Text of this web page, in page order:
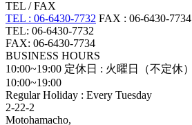
TEL / FAX
TEL : 06-6430-7732 FAX : 06-6430-7734
TEL: 06-6430-7732
FAX: 06-6430-7734
BUSINESS HOURS
10:00~19:00 定休日 : 火曜日（不定休）
10:00~19:00
Regular Holiday : Every Tuesday
2-22-2
Motohamacho,